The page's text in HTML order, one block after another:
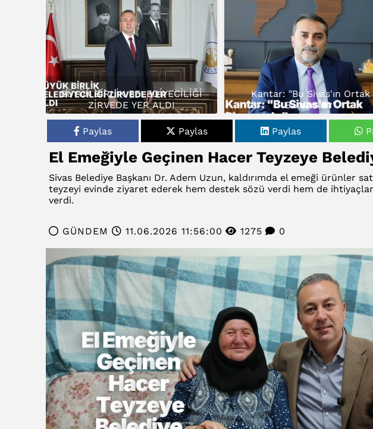
BÜYÜK BİRLİK BELEDİYECİLİĞİ
ZİRVEDE YER ALDI
Kantar: "Bu Sivas'ın Ortak
Başarısıdır"
Paylas
Paylas Paylas
El Emeğiyle Geçinen Hacer Teyzeye
Sivas Belediye Başkanı Dr. Adem Uzun, kaldırımda el emeği ürünler
teyzeyi evinde ziyaret ederek hem destek sözü verdi hem de
verdi.
GÜNDEM 11.06.2026 11:56:00 1275 0